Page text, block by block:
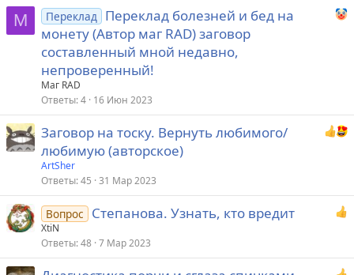
М Переклад Переклад болезней и бед на
монету (Автор маг RAD) заговор
составленный мной недавно,
непроверенный!
Маг RAD
Ответы 4 16 Июн 2023
Заговор на тоску. Вернуть любимого/
любимую (авторское)
ArtSher
Ответы 45 31 Мар 2023
Вопрос Степанова. Узнать, кто вредит
XtiN
Ответы 48 7 Мар 2023